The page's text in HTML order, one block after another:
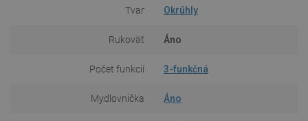
Tvar Okrúhly
Rukoväť Áno
Počet funkcií 3-funkčná
Mydlovnička Áno